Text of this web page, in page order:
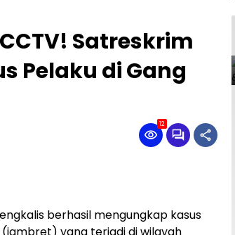
Satreskrim
Pelaku di Gang
12
berhasil mengungkap kasus